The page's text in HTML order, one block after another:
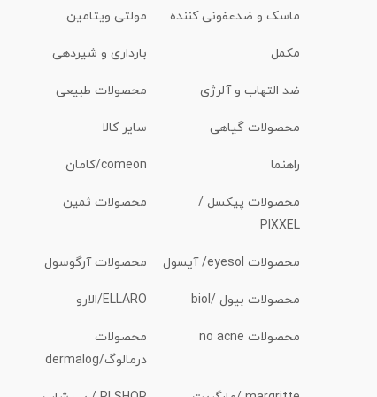
ماسک و ضدعفونی کننده مولتی ویتامین
مکمل بارداری و شیردهی
ضد التهاب و آلرژی محصولات طبیعی
محصولات گیاهی سایر کالا
راهنما comeon/کامان
محصولات پیکسل /
PIXXEL
محصولات ثمین
محصولات eyesol/ آیسول محصولات آرگوسول
محصولات بیول /biol ELLARO/الارو
محصولات no acne
محصولات
درمالوگ/dermalog